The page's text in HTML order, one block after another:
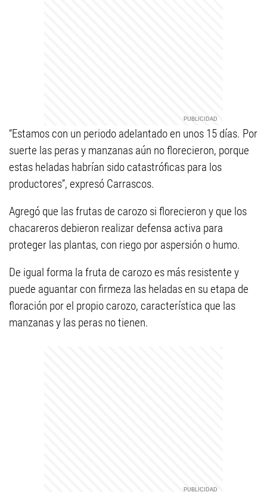
“Estamos con un periodo adelantado en unos 15 días. Por
suerte las peras y manzanas aún no florecieron, porque
estas heladas habrían sido catastróficas para los
productores”, expresó Carrascos.
Agregó que las frutas de carozo si florecieron y que los
chacareros debieron realizar defensa activa para
proteger las plantas, con riego por aspersión o humo.
De igual forma la fruta de carozo es más resistente y
puede aguantar con firmeza las heladas en su etapa de
floración por el propio carozo, característica que las
manzanas y las peras no tienen.